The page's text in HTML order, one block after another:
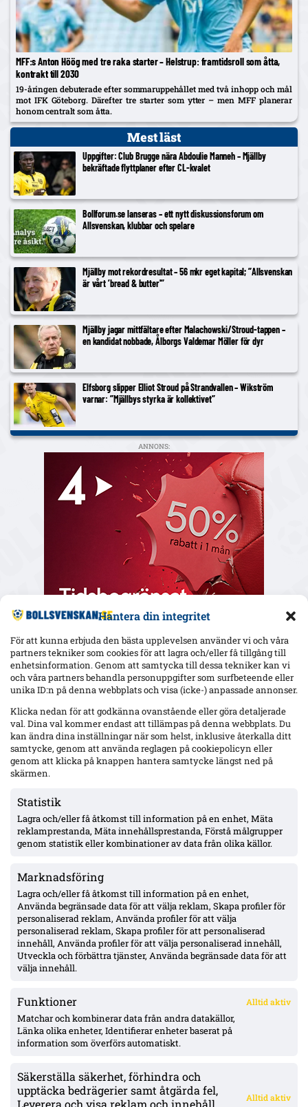
Hantera din integritet
För att kunna erbjuda den bästa upplevelsen använder vi och våra
partners tekniker som cookies för att lagra och/eller få tillgång till
enhetsinformation. Genom att samtycka till dessa tekniker kan vi
och våra partners behandla personuppgifter som surfbeteende eller
unika ID:n på denna webbplats och visa (icke-) anpassade annonser.
Klicka nedan för att godkänna ovanstående eller göra detaljerade
val. Dina val kommer endast att tillämpas på denna webbplats. Du
kan ändra dina inställningar när som helst, inklusive återkalla ditt
samtycke, genom att använda reglagen på cookiepolicyn eller
genom att klicka på knappen hantera samtycke längst ned på
skärmen.
Statistik
Lagra och/eller få åtkomst till information på en enhet, Mäta
reklamprestanda, Mäta innehållsprestanda, Förstå målgrupper
genom statistik eller kombinationer av data från olika källor.
Marknadsföring
Lagra och/eller få åtkomst till information på en enhet,
Använda begränsade data för att välja reklam, Skapa profiler för
personaliserad reklam, Använda profiler för att välja
personaliserad reklam, Skapa profiler för att personaliserad
innehåll, Använda profiler för att välja personaliserad innehåll,
Utveckla och förbättra tjänster, Använda begränsade data för att
välja innehåll.
Funktioner Alltid aktiv
Matchar och kombinerar data från andra datakällor,
Länka olika enheter, Identifierar enheter baserat på
information som överförs automatiskt.
Säkerställa säkerhet, förhindra och
upptäcka bedrägerier samt åtgärda fel,
Leverera och visa reklam och innehåll,
Alltid aktiv
MFF:s Anton Höög med tre raka starter – Helstrup: framtidsroll som åtta,
kontrakt till 2030
19-åringen debuterade efter sommaruppehållet med två inhopp och mål
mot IFK Göteborg. Därefter tre starter som ytter – men MFF planerar
honom centralt som åtta.
Mest läst
Uppgifter: Club Brugge nära Abdoulie Manneh – Mjällby
bekräftade flyttplaner efter CL-kvalet
Bollforum.se lanseras – ett nytt diskussionsforum om
Allsvenskan, klubbar och spelare
Mjällby mot rekordresultat – 56 mkr eget kapital; ”Allsvenskan
är vårt ’bread & butter'”
Mjällby jagar mittfältare efter Malachowski/Stroud-tappen –
en kandidat nobbade, Ålborgs Valdemar Möller för dyr
Elfsborg slipper Elliot Stroud på Strandvallen – Wikström
varnar: ”Mjällbys styrka är kollektivet”
ANNONS:
Senaste
varnar: ”Mjällbys styrka är kollektivet”
AIK utan 13 spelare mot Örgryte – Hove avstängd, Ellingsen
MFF:s Anton Höög med tre raka starter – Helstrup:
framtidsroll som åtta, kontrakt till 2030
Pihlström två mål på två matcher – Luganos plan för år två ger
effekt
Uppgifter: Erzurumspor lägger lånebud på Ibrahim Diabaté –
GAIS-anfallaren under kontrakt till 2028
ÖVERSIKT
Nyheter & Reportage
Spelarbetyg
KONTAKT
kontakt@bollsvenskan.se